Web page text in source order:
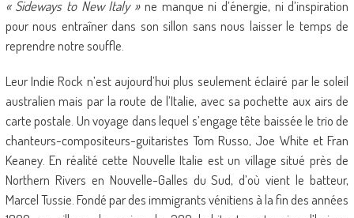
« Sideways to New Italy »ne manque ni d’énergie, ni d’inspiration
pour nous entraîner dans son sillon sans nous laisser le temps de
reprendre notre souffle.
Leur Indie Rock n’est aujourd’hui plus seulement éclairé par le soleil
australien mais par la route de l’Italie, avec sa pochette aux airs de
carte postale. Un voyage dans lequel s’engage tête baissée le trio de
chanteurs-compositeurs-guitaristes Tom Russo, Joe White et Fran
Keaney. En réalité cette Nouvelle Italie est un village situé près de
Northern Rivers en Nouvelle-Galles du Sud, d’où vient le batteur,
Marcel Tussie. Fondé par des immigrants vénitiens à la fin des années